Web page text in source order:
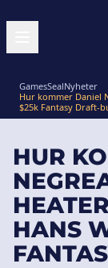
GamesSealNyheter
Hur kommer Daniel
$25k Fantasy Draft-
HUR
HANS